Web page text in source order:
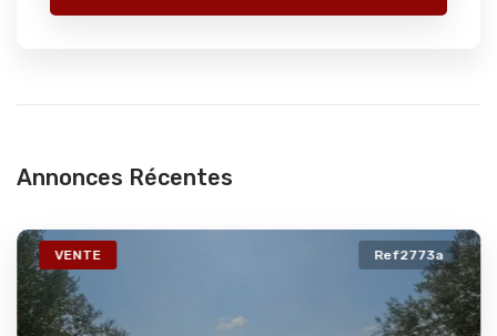
Annonces Récentes
VENTE Ref2773a